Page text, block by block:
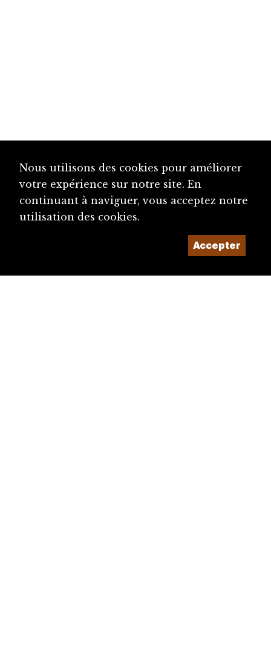
Nous utilisons des cookies pour améliorer
votre expérience sur notre site. En
continuant à naviguer, vous acceptez notre
utilisation des cookies.
Accepter